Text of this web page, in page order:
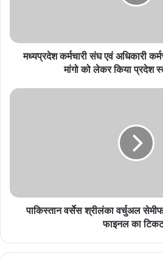
जनसेवा शिविर में मिली राहत
दयानंद उपाध्याय हटाए गए
मध्यप्रदेश कर्मचारी संघ एवं अधिकारी
मांगो को लेकर किया प्रदेश
पाकिस्तान वर्सेस श्रीलंका वर्चुअल
फाइनल का